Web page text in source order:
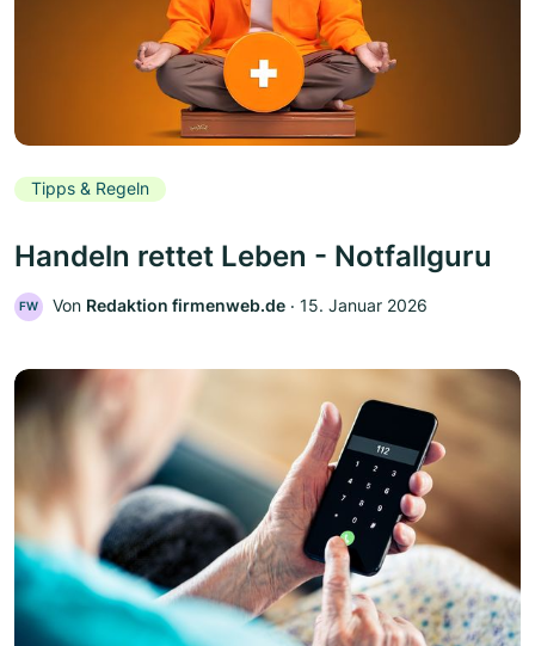
Tipps & Regeln
Handeln rettet Leben - Notfallguru
FW Von Redaktion firmenweb.de ‧ 15. Januar 2026